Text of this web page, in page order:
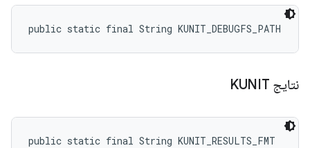
public static final String KUNIT_DEBUGFS_PATH
نتایج KUNIT
public static final String KUNIT_RESULTS_FMT